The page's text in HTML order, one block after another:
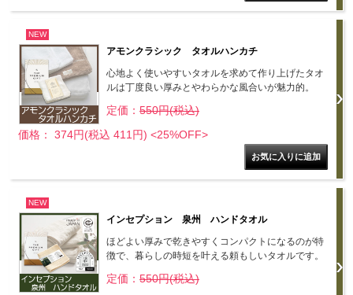
NEW
アモンクラシック タオルハンカチ
心地よく使いやすいタオルを求めて作り上げたタオ
ルは丁度良い厚みとやわらかな風合いが魅力的。
定価： 550円(税込)
価格： 374円(税込 411円) <25%OFF>
NEW
インセプション 泉州 ハンドタオル
ほどよい厚みで乾きやすくコンパクトになるのが特
徴で、暮らしの時短を叶える頼もしいタオルです。
定価： 550円(税込)